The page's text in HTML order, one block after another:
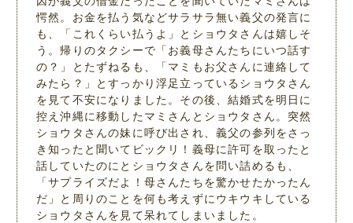
愕然。お金を払う気などサラサラ無い義父の発言に
も、「これくらい払うよ」とショウタさんは嬉しそ
う。帰りのタクシーで「お義母さんたちにいつ話す
の？」とたずねるも、「マミもお父さんに連絡して
みたら？」とすっかり浮足立っているショウタさん
を見て不安になりました。その後、結婚式を明日に
控え沖縄に移動したマミさんとショウタさん。突然
ショウタさんの妹に呼び出され、義父の参列をさっ
き知ったと聞いてビックリ！義母に許可を取ったと
話していたのにとショウタさんを問い詰めるも、
「サプライズだよ！母さんたちを驚かせたかったん
だ」と周りのことを何も考えずにウキウキしている
ショウタさんを見て呆れてしまいました。